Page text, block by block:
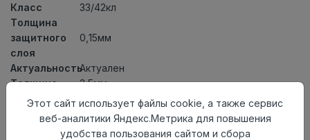
Класс
33/42кл
Толщина
защитного
слоя
0,15мм
АктуальностьАктуален
Толщина
3,5мм
Размер
1200x180мм
до +27 градусов
Этот сайт использует файлы cookie, а также сервис
веб-аналитики Яндекс.Метрика для повышения
удобства пользования сайтом и сбора